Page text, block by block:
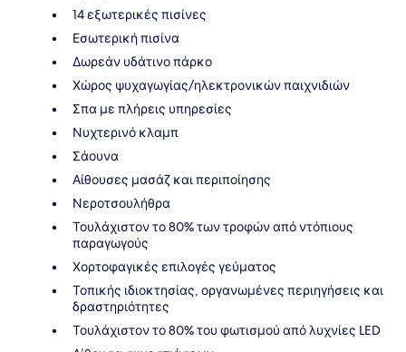
14 εξωτερικές πισίνες
Εσωτερική πισίνα
Δωρεάν υδάτινο πάρκο
Χώρος ψυχαγωγίας/ηλεκτρονικών παιχνιδιών
Σπα με πλήρεις υπηρεσίες
Νυχτερινό κλαμπ
Σάουνα
Αίθουσες μασάζ και περιποίησης
Νεροτσουλήθρα
Τουλάχιστον το 80% των τροφών από ντόπιους
παραγωγούς
Χορτοφαγικές επιλογές γεύματος
Τοπικής ιδιοκτησίας, οργανωμένες περιηγήσεις και
δραστηριότητες
Τουλάχιστον το 80% του φωτισμού από λυχνίες LED